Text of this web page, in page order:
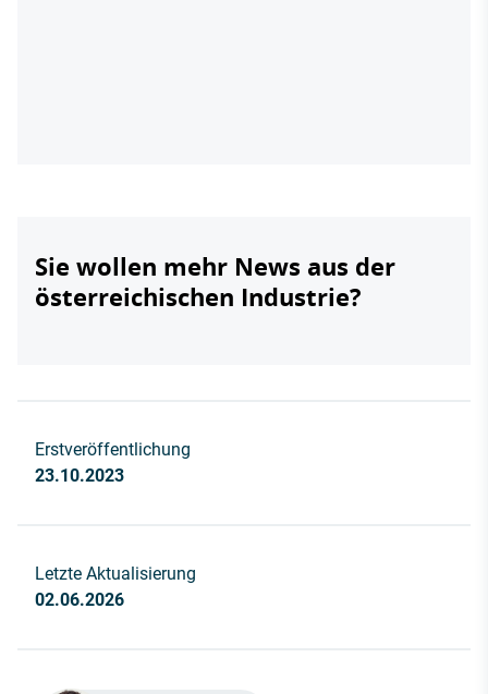
Sie wollen mehr News aus der
österreichischen Industrie?
Erstveröffentlichung
23.10.2023
Letzte Aktualisierung
02.06.2026